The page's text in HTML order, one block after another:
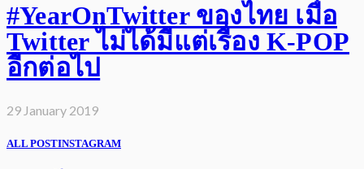
#YearOnTwitter ของไทย เมื่อ
Twitter ไม่ได้มีแต่เรื่อง K-POP
อีกต่อไป
29 January 2019
ALL POSTINSTAGRAM